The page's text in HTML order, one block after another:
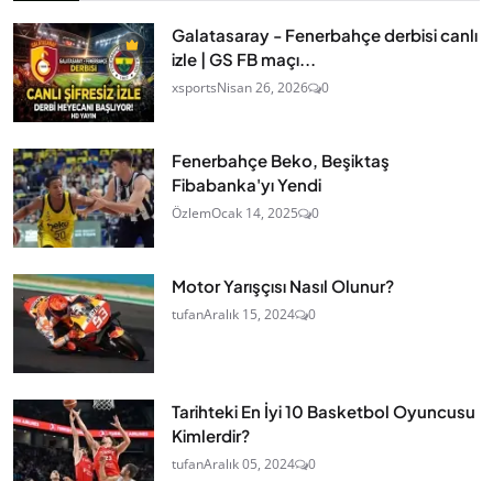
Galatasaray - Fenerbahçe derbisi canlı
izle | GS FB maçı...
xsportsNisan 26, 2026 0
Fenerbahçe Beko, Beşiktaş
Fibabanka'yı Yendi
ÖzlemOcak 14, 2025 0
Motor Yarışçısı Nasıl Olunur?
tufanAralık 15, 2024 0
Tarihteki En İyi 10 Basketbol Oyuncusu
Kimlerdir?
tufanAralık 05, 2024 0